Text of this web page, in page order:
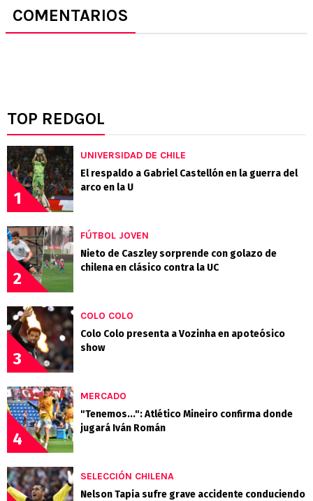
COMENTARIOS
TOP REDGOL
1
UNIVERSIDAD DE CHILE
El respaldo a Gabriel Castellón en la guerra del
arco en la U
2
FÚTBOL JOVEN
Nieto de Caszley sorprende con golazo de
chilena en clásico contra la UC
3
COLO COLO
Colo Colo presenta a Vozinha en apoteósico
show
4
MERCADO
"Tenemos...": Atlético Mineiro confirma donde
jugará Iván Román
SELECCIÓN CHILENA
Nelson Tapia sufre grave accidente conduciendo